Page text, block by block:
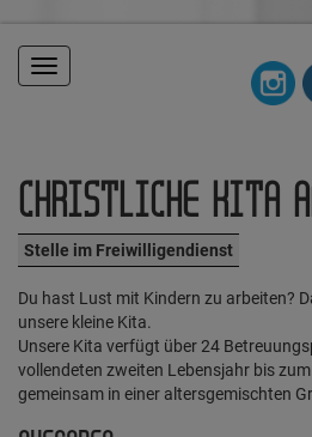
Toggle
navigation
CHRISTLICHE KITA
Stelle im Freiwilligendienst
Du hast Lust mit Kindern zu arbeiten?
unsere kleine Kita.
Unsere Kita verfügt über 24
vollendeten zweiten Lebensjahr bis
gemeinsam in einer altersgemischten